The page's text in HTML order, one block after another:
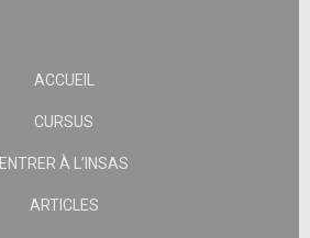
ACCUEIL
CURSUS
ENTRER À L’INSAS
ARTICLES